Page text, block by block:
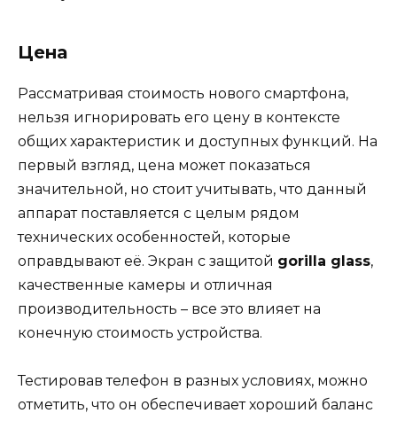
Цена
Рассматривая стоимость нового смартфона,
нельзя игнорировать его цену в контексте
общих характеристик и доступных функций. На
первый взгляд, цена может показаться
значительной, но стоит учитывать, что данный
аппарат поставляется с целым рядом
технических особенностей, которые
оправдывают её. Экран с защитой gorilla glass,
качественные камеры и отличная
производительность – все это влияет на
конечную стоимость устройства.
Тестировав телефон в разных условиях, можно
отметить, что он обеспечивает хороший баланс